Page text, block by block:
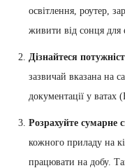
освітлення, роутер,
живити від сонця для
Дізнайтеся
зазвичай вказана на
документації у ватах
Розрахуйте сумарне
кожного приладу на
працювати на добу.